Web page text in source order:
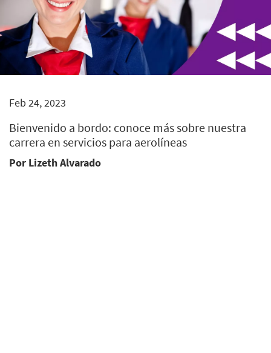
Feb 24, 2023
Bienvenido a bordo: conoce más sobre nuestra
carrera en servicios para aerolíneas
Por Lizeth Alvarado